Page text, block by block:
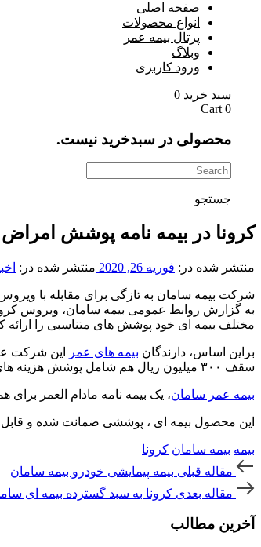
صفحه اصلی
انواع محصولات
پرتال بیمه عمر
وبلاگ
ورود کاربری
سبد خرید 0
Cart 0
محصولی در سبدخرید نیست.
جستجو
کرونا در بیمه نامه پوشش
منتشر شده در: فوریه 26, 2020 منتشر شده در:
شرکت بیمه سامان به تازگی برای مقابله با ویروس کرونا
به گزارش روابط عمومی بیمه سامان، ویروس
مختلف بیمه ای خود پوشش های متناسبی را ارائه
براین اساس، دارندگان بیمه های عمر
این شرکت
سقف ٣٠٠ میلیون ریال هم شامل پوشش هزینه های درمانی ویروس کرونا خواهند بود
بیمه عمر سامان، یک بیمه نامه مادام العمر
این محصول بیمه ای ، پوششی ضمانت شده و قابل
بیمه بیمه سامان کرونا
ناوبری
پست
مقاله
قبلی
مقاله قبلی بیمه پیمایشی خودرو بیمه سامان
مقاله
بعدی
مقاله بعدی کرونا به سبد گسترده بیمه ای
آخرین مطالب